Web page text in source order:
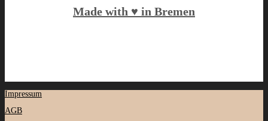
Made with ♥️ in Bremen
Impressum
AGB